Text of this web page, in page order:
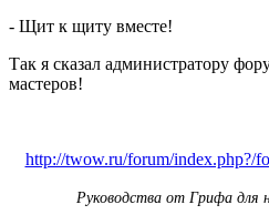
- Щит к щиту вместе!
Так я сказал администратору
мастеров!
http://twow.ru/forum/index.php?/
Руководства от Грифа для